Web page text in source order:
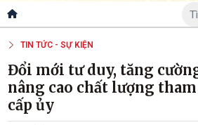
TIN TỨC - SỰ KIỆN
Đổi mới tư duy, tăng
nâng cao chất lượng
cấp ủy